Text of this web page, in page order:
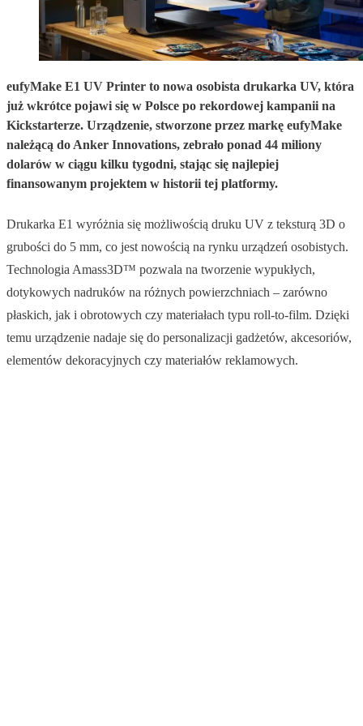
eufyMake E1 UV Printer to nowa osobista drukarka UV, która
już wkrótce pojawi się w Polsce po rekordowej kampanii na
Kickstarterze. Urządzenie, stworzone przez markę eufyMake
należącą do Anker Innovations, zebrało ponad 44 miliony
dolarów w ciągu kilku tygodni, stając się najlepiej
finansowanym projektem w historii tej platformy.
Drukarka E1 wyróżnia się możliwością druku UV z teksturą 3D o
grubości do 5 mm, co jest nowością na rynku urządzeń osobistych.
Technologia Amass3D™ pozwala na tworzenie wypukłych,
dotykowych nadruków na różnych powierzchniach – zarówno
płaskich, jak i obrotowych czy materiałach typu roll-to-film. Dzięki
temu urządzenie nadaje się do personalizacji gadżetów, akcesoriów,
elementów dekoracyjnych czy materiałów reklamowych.